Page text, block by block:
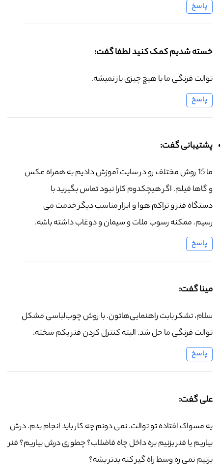
پاسخ
خسته شدیم کمک کنید لطفا گفت:
توالت فرنگی ما با هیچ چیزی باز نمیشه.
پاسخ
پشتیبانی گفت:
ما 15 روش مختلف رو در سایت آموزش دادیم به همراه عکس
و گاها فیلم. اگر هیچکدوم کارا نبود تماس بگیرید با
دستگاه فنر و تراکم هوا و ابزار مناسب دیگر خدمت می
رسیم. ممکنه رسوب ملات و سیمان و دوغاب داشته باشه.
پاسخ
مینا گفت:
سلام، تشکر بابت راهنمایی‌هاتون. با روش چوب‌لباسی مشکل
توالت فرنگی ما حل شد. البته کنترل کردن فنر یکم سخته.
پاسخ
علی گفت:
یه مسواک افتاده تو توالت. نمی دونم چه کار باید انجام بدم. درش
بیاریم یا فنر بزنیم بره داخل چاه فاضلاب؟ چطوری درش بیاریم؟ فنر
بزنیم نمی ره وسط راه گیر کنه بدتر بشه؟